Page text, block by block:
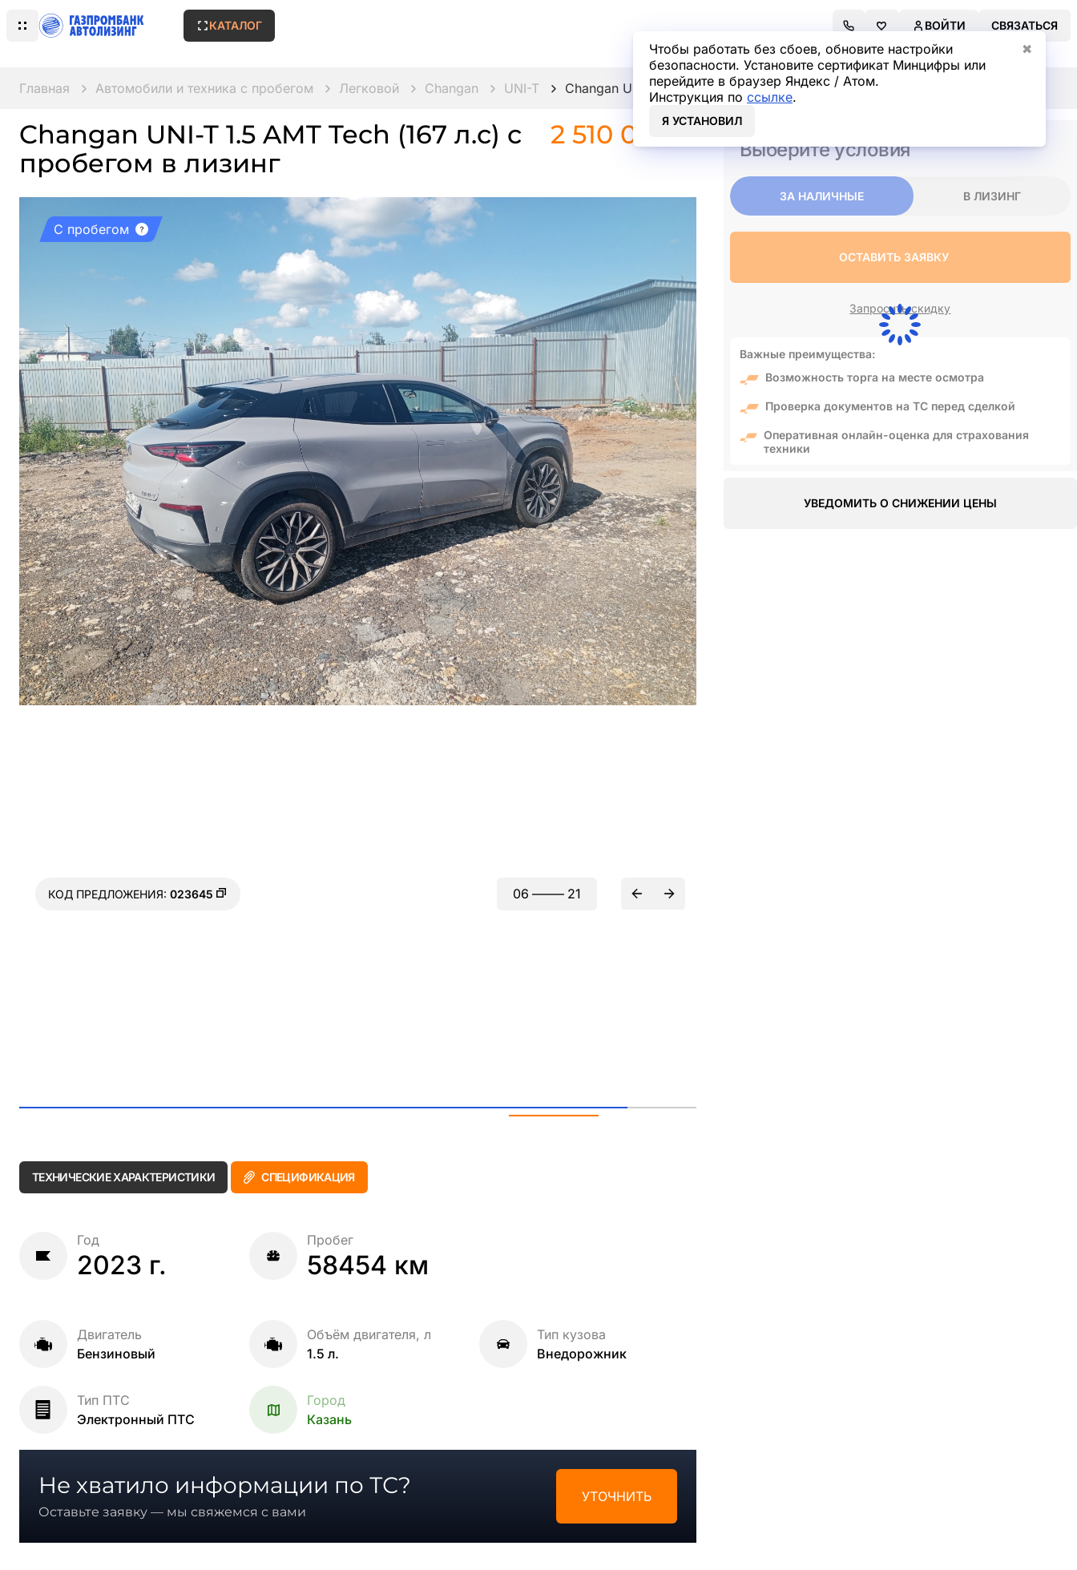
Чтобы работать без сбоев, обновите настройки
безопасности. Установите сертификат Минцифры или
перейдите в браузер Яндекс / Атом.
Инструкция по ссылке.
Я УСТАНОВИЛ
✖
КАТАЛОГ ВОЙТИ СВЯЗАТЬСЯ
Главная Автомобили и техника с пробегом Легковой Changan UNI-T Changan UNI-T 1.5 AMT Tech (167 л.с)
Changan UNI-T 1.5 AMT Tech (167 л.с) с
пробегом в лизинг
2 510 000 ₽
С пробегом
КОД ПРЕДЛОЖЕНИЯ: 023645 07 —–— 21
ТЕХНИЧЕСКИЕ ХАРАКТЕРИСТИКИ СПЕЦИФИКАЦИЯ
Год
2023 г.
Пробег
58454 км
Двигатель
Бензиновый
Объём двигателя, л
1.5 л.
Тип кузова
Внедорожник
Тип ПТС
Электронный ПТС
Город
Казань
Не хватило информации по ТС?
Оставьте заявку — мы свяжемся с вами
УТОЧНИТЬ
Выберите условия
ЗА НАЛИЧНЫЕ В ЛИЗИНГ
ОСТАВИТЬ ЗАЯВКУ
Запросить скидку
Важные преимущества:
Возможность торга на месте осмотра
Проверка документов на ТС перед сделкой
Оперативная онлайн-оценка для страхования
техники
УВЕДОМИТЬ О СНИЖЕНИИ ЦЕНЫ